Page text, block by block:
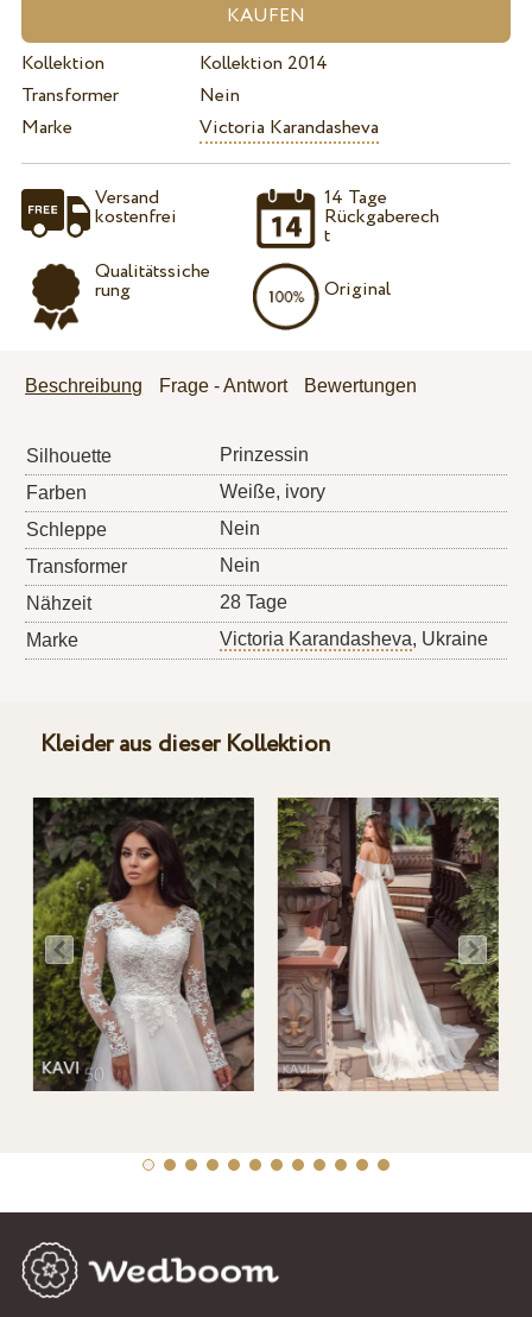
Kollektion
Kollektion 2014
Transformer
Nein
Marke
Victoria Karandasheva
Versand
kostenfrei
Qualitätssiche
rung
14 Tage
Rückgaberech
t
Original
Beschreibung Frage - Antwort Bewertungen
Silhouette
Prinzessin
Farben
Weiße, ivory
Schleppe
Nein
Transformer
Nein
Nähzeit
28 Tage
Marke
Victoria Karandasheva, Ukraine
Kleider aus dieser Kollektion